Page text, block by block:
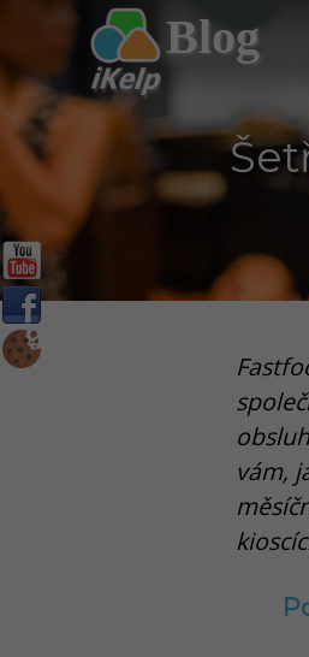
Blog
vám,